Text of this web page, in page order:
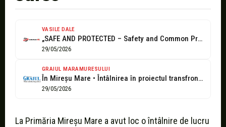
VASILE DALE
„SAFE AND PROTECTED – Safety and Common Protection Against Emergency Situations”, la...
29/05/2026
GRAIUL MARAMURESULUI
În Mireșu Mare • Întâlnirea în proiectul transfrontalier SAFE AND PROTECTED
29/05/2026
La Primăria Mireșu Mare a avut loc o întâlnire de lucru